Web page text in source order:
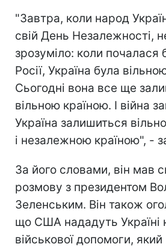
"Завтра, коли народ
свій День Незалежності,
зрозуміло: коли почалася
Росії, Україна була
Сьогодні вона все ще
вільною країною. І війна
Україна залишиться
і незалежною країною", -
За його словами, він мав
розмову з президентом
Зеленським. Він також
що США нададуть Україні
військової допомоги,